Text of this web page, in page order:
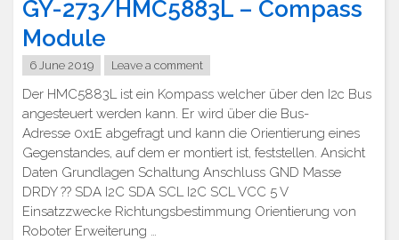
GY-273/HMC5883L – Compass
Module
6 June 2019 Leave a comment
Der HMC5883L ist ein Kompass welcher über den I2c Bus
angesteuert werden kann. Er wird über die Bus-
Adresse 0x1E abgefragt und kann die Orientierung eines
Gegenstandes, auf dem er montiert ist, feststellen. Ansicht
Daten Grundlagen Schaltung Anschluss GND Masse
DRDY ?? SDA I2C SDA SCL I2C SCL VCC 5 V
Einsatzzwecke Richtungsbestimmung Orientierung von
Roboter Erweiterung …